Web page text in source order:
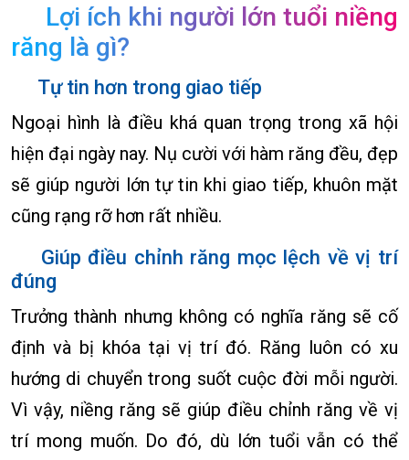
Lợi ích khi người lớn tuổi niềng
răng là gì?
Tự tin hơn trong giao tiếp
Ngoại hình là điều khá quan trọng trong xã hội
hiện đại ngày nay. Nụ cười với hàm răng đều, đẹp
sẽ giúp người lớn tự tin khi giao tiếp, khuôn mặt
cũng rạng rỡ hơn rất nhiều.
Giúp điều chỉnh răng mọc lệch về vị trí
đúng
Trưởng thành nhưng không có nghĩa răng sẽ cố
định và bị khóa tại vị trí đó. Răng luôn có xu
hướng di chuyển trong suốt cuộc đời mỗi người.
Vì vậy, niềng răng sẽ giúp điều chỉnh răng về vị
trí mong muốn. Do đó, dù lớn tuổi vẫn có thể